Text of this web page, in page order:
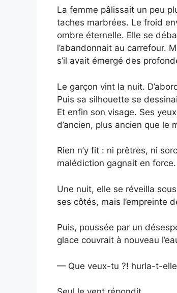
La femme pâlissait un peu
taches marbrées. Le froid
ombre éternelle. Elle se
l’abandonnait au carrefour.
s’il avait émergé des
Le garçon vint la nuit.
Puis sa silhouette se
Et enfin son visage. Ses
d’ancien, plus ancien que le
Rien n’y fit : ni prêtres, ni
malédiction gagnait en force.
Une nuit, elle se réveilla
ses côtés, mais l’empreinte
Puis, poussée par un
glace couvrait à nouveau
— Que veux-tu ?! hurla-t-elle